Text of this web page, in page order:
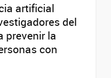
artificial
del
prevenir la
con